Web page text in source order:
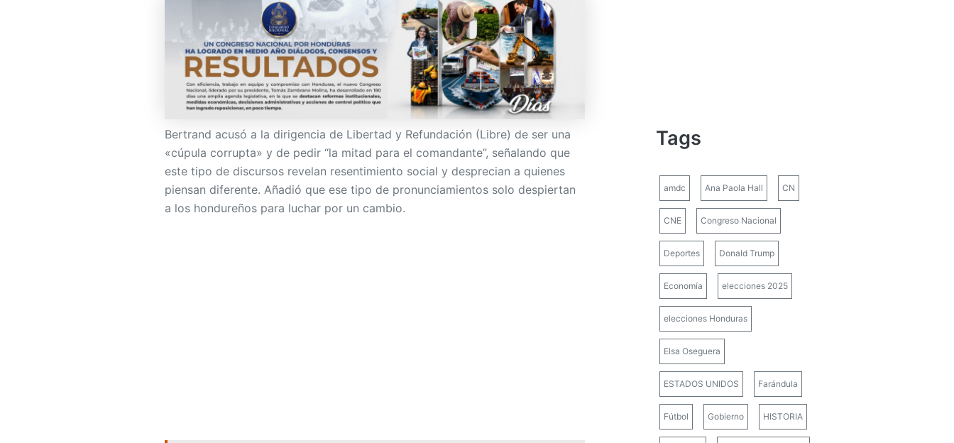
Bertrand acusó a la dirigencia de Libertad y Refundación (Libre) de ser una
«cúpula corrupta» y de pedir “la mitad para el comandante”, señalando que
este tipo de discursos revelan resentimiento social y desprecian a quienes
piensan diferente. Añadió que ese tipo de pronunciamientos solo despiertan
a los hondureños para luchar por un cambio.
Tags
amdc Ana Paola Hall CN
CNE Congreso Nacional
Deportes Donald Trump
Economía elecciones 2025
elecciones Honduras
Elsa Oseguera
ESTADOS UNIDOS Farándula
Fútbol Gobierno HISTORIA